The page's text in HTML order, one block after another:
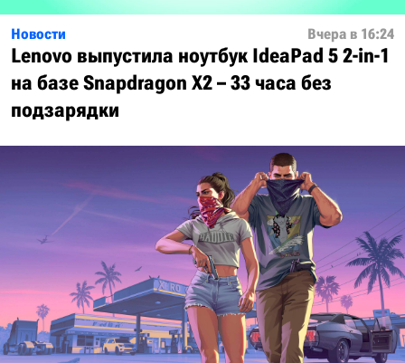
Новости Вчера в 16:24
Lenovo выпустила ноутбук IdeaPad 5 2-in-1
на базе Snapdragon X2 – 33 часа без
подзарядки